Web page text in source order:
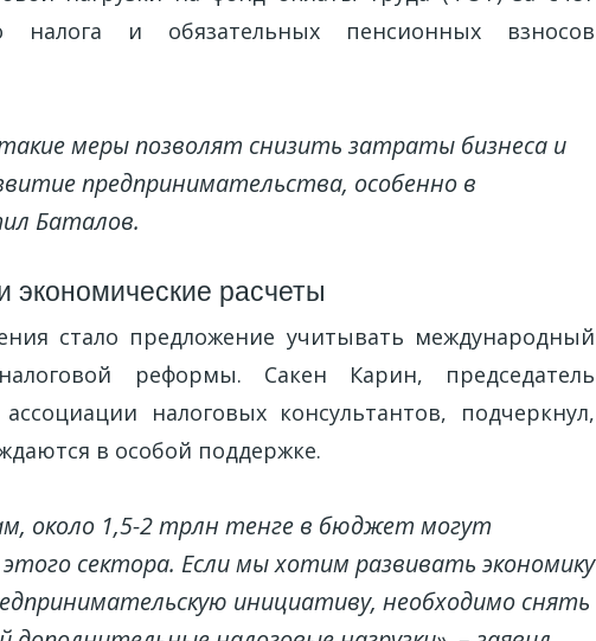
налога и обязательных пенсионных взносов
меры позволят снизить затраты бизнеса и
предпринимательства, особенно в
Баталов.
расчеты
стало предложение учитывать международный
реформы. Сакен Карин, председатель
налоговых консультантов, подчеркнул,
в особой поддержке.
около 1,5-2 трлн тенге в бюджет могут
сектора. Если мы хотим развивать экономику
инициативу, необходимо снять